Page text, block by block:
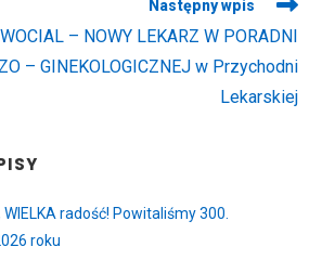
Następny wpis
– NOWY LEKARZ W PORADNI
– GINEKOLOGICZNEJ w Przychodni
Lekarskiej
WIELKA radość! Powitaliśmy 300.
roku